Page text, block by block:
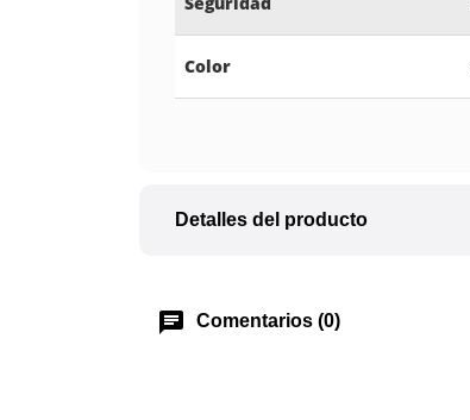
Color
Detalles del producto
chat Comentarios (0)